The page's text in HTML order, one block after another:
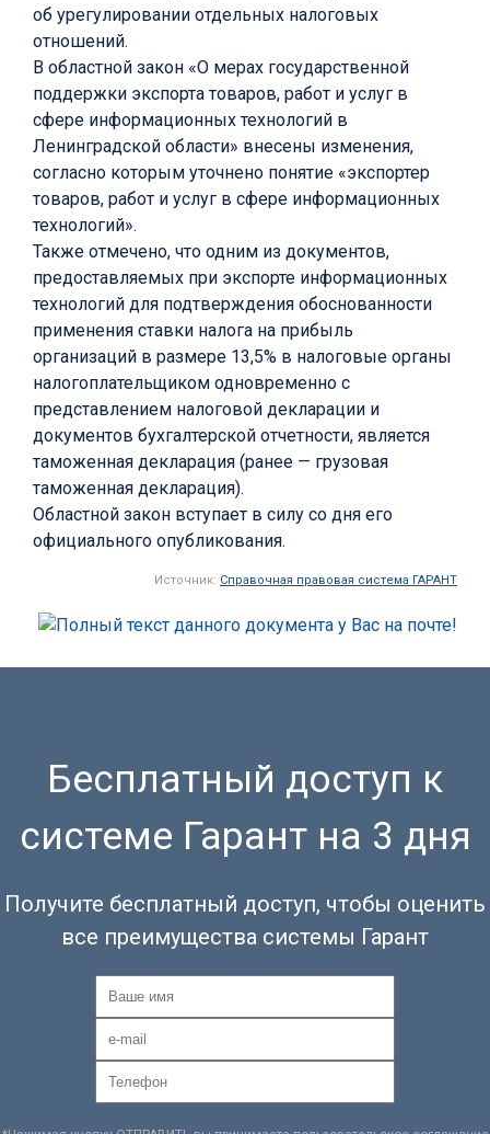
об урегулировании отдельных налоговых
отношений.
В областной закон «О мерах государственной
поддержки экспорта товаров, работ и услуг в
сфере информационных технологий в
Ленинградской области» внесены изменения,
согласно которым уточнено понятие «экспортер
товаров, работ и услуг в сфере информационных
технологий».
Также отмечено, что одним из документов,
предоставляемых при экспорте информационных
технологий для подтверждения обоснованности
применения ставки налога на прибыль
организаций в размере 13,5% в налоговые органы
налогоплательщиком одновременно с
представлением налоговой декларации и
документов бухгалтерской отчетности, является
таможенная декларация (ранее — грузовая
таможенная декларация).
Областной закон вступает в силу со дня его
официального опубликования.
Источник: Справочная правовая система ГАРАНТ
Бесплатный доступ к
системе Гарант на 3 дня
Получите бесплатный доступ, чтобы оценить
все преимущества системы Гарант